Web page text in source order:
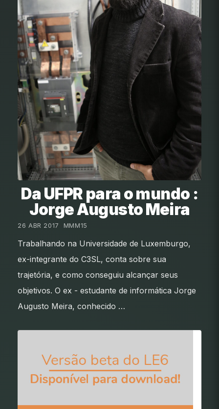
Da UFPR para o mundo :
Jorge Augusto Meira
26 ABR 2017 MMM15
Trabalhando na Universidade de Luxemburgo,
ex-integrante do C3SL, conta sobre sua
trajetória, e como conseguiu alcançar seus
objetivos. O ex - estudante de informática Jorge
Augusto Meira, conhecido …